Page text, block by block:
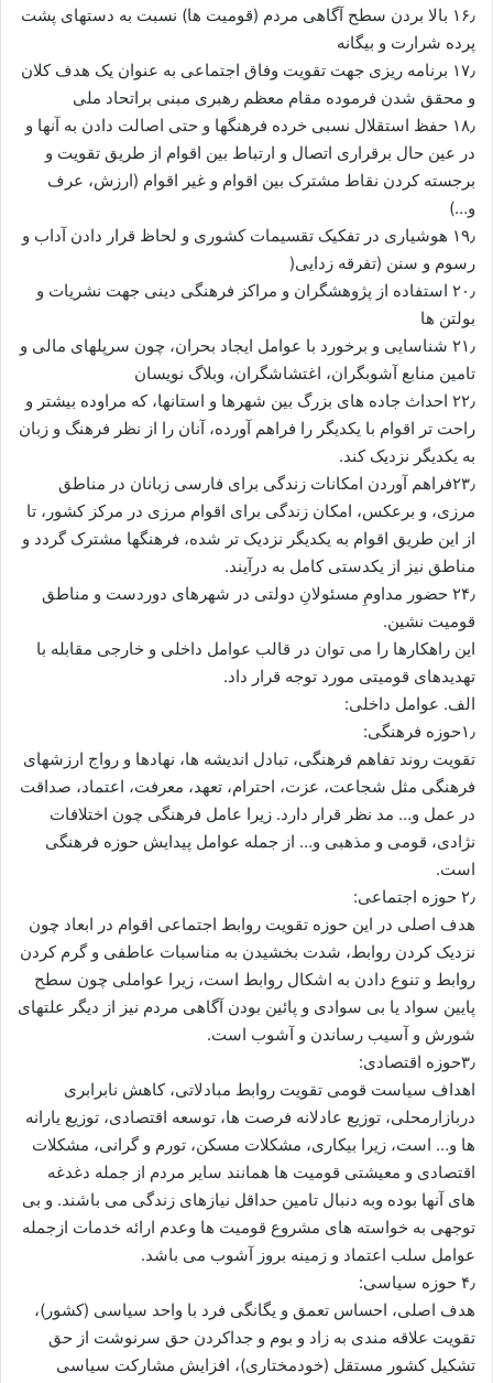
۱۶٫ بالا بردن سطح آگاهی مردم (قومیت ها) نسبت به دستهای پشت
پرده شرارت و بیگانه
۱۷٫ برنامه ریزی جهت تقویت وفاق اجتماعی به عنوان یک هدف کلان
و محقق شدن فرموده مقام معظم رهبری مبنی براتحاد ملی
۱۸٫ حفظ استقلال نسبی خرده فرهنگها و حتی اصالت دادن به آنها و
در عین حال برقراری اتصال و ارتباط بین اقوام از طریق تقویت و
برجسته کردن نقاط مشترک بین اقوام و غیر اقوام (ارزش، عرف
و…)
۱۹٫ هوشیاری در تفکیک تقسیمات کشوری و لحاظ قرار دادن آداب و
رسوم و سنن (تفرقه زدایی(
۲۰٫ استفاده از پژوهشگران و مراکز فرهنگی دینی جهت نشریات و
بولتن ها
۲۱٫ شناسایی و برخورد با عوامل ایجاد بحران، چون سرپلهای مالی و
تامین منابع آشوبگران، اغتشاشگران، وبلاگ نویسان
۲۲٫ احداث جاده های بزرگ بین شهرها و استانها، که مراوده بیشتر و
راحت تر اقوام با یکدیگر را فراهم آورده، آنان را از نظر فرهنگ و زبان
به یکدیگر نزدیک کند.
۲۳٫فراهم آوردن امکانات زندگی برای فارسی زبانان در مناطق
مرزی، و برعکس، امکان زندگی برای اقوام مرزی در مرکز کشور، تا
از این طریق اقوام به یکدیگر نزدیک تر شده، فرهنگها مشترک گردد و
مناطق نیز از یکدستی کامل به درآیند.
۲۴٫ حضور مداومِ مسئولانِ دولتی در شهرهای دوردست و مناطق
قومیت نشین.
این راهکارها را می توان در قالب عوامل داخلی و خارجی مقابله با
تهدیدهای قومیتی مورد توجه قرار داد.
الف. عوامل داخلی:
۱٫حوزه فرهنگی:
تقویت روند تفاهم فرهنگی، تبادل اندیشه ها، نهادها و رواج ارزشهای
فرهنگی مثل شجاعت، عزت، احترام، تعهد، معرفت، اعتماد، صداقت
در عمل و… مد نظر قرار دارد. زیرا عامل فرهنگی چون اختلافات
نژادی، قومی و مذهبی و… از جمله عوامل پیدایش حوزه فرهنگی
است.
۲٫ حوزه اجتماعی:
هدف اصلی در این حوزه تقویت روابط اجتماعی اقوام در ابعاد چون
نزدیک کردن روابط، شدت بخشیدن به مناسبات عاطفی و گرم کردن
روابط و تنوع دادن به اشکال روابط است، زیرا عواملی چون سطح
پایین سواد یا بی سوادی و پائین بودن آگاهی مردم نیز از دیگر علتهای
شورش و آسیب رساندن و آشوب است.
۳٫حوزه اقتصادی:
اهداف سیاست قومی تقویت روابط مبادلاتی، کاهش نابرابری
دربازارمحلی، توزیع عادلانه فرصت ها، توسعه اقتصادی، توزیع یارانه
ها و… است، زیرا بیکاری، مشکلات مسکن، تورم و گرانی، مشکلات
اقتصادی و معیشتی قومیت ها همانند سایر مردم از جمله دغدغه
های آنها بوده وبه دنبال تامین حداقل نیازهای زندگی می باشند. و بی
توجهی به خواسته های مشروع قومیت ها وعدم ارائه خدمات ازجمله
عوامل سلب اعتماد و زمینه بروز آشوب می باشد.
۴٫ حوزه سیاسی:
هدف اصلی، احساس تعمق و یگانگی فرد با واحد سیاسی (کشور)،
تقویت علاقه مندی به زاد و بوم و جداکردن حق سرنوشت از حق
تشکیل کشور مستقل (خودمختاری)، افزایش مشارکت سیاسی